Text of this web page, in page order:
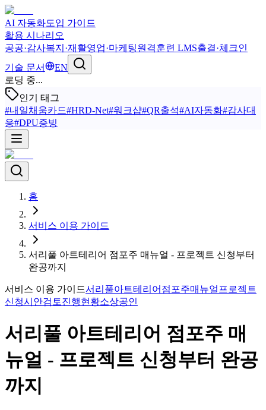
AI 자동화도입 가이드
활용 시나리오
공공·감사복지·재활영업·마케팅원격훈련 LMS출결·체크인
기술 문서
EN
로딩 중...
인기 태그
#내일채움카드#HRD-Net#워크샵#QR출석#AI자동화#감사대
응#DPU증빙
홈
서비스 이용 가이드
서리풀 아트테리어 점포주 매뉴얼 - 프로젝트 신청부터
완공까지
서비스 이용 가이드서리풀아트테리어 점포주매뉴얼 프로젝트
신청시안검토진행현황소상공인
서리풀 아트테리어 점포주 매
뉴얼 - 프로젝트 신청부터 완공
까지